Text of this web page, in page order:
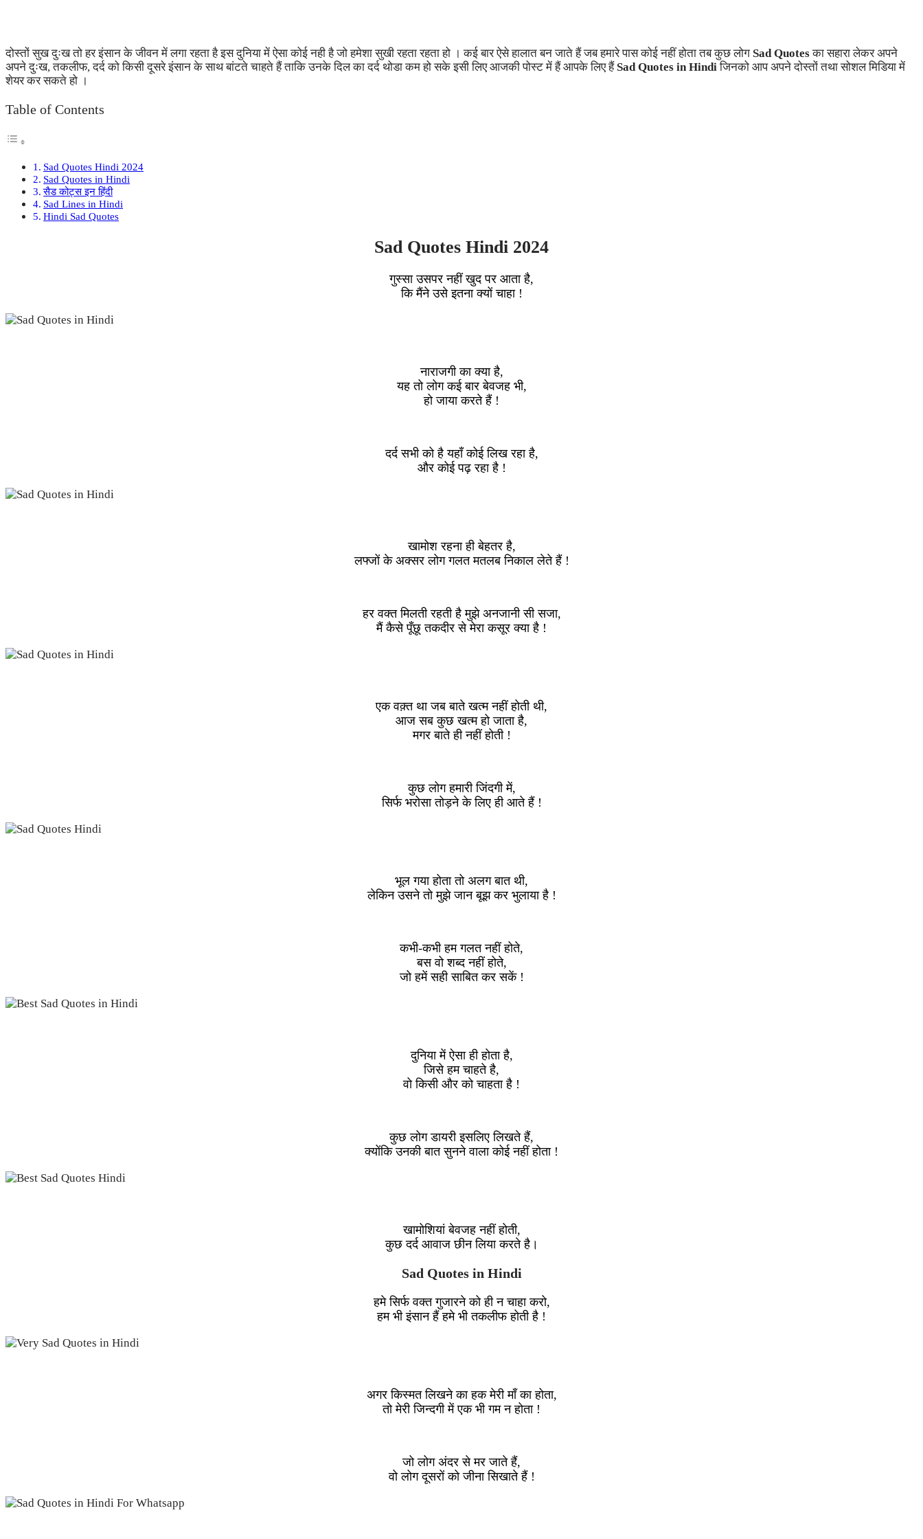
दोस्तों सुख दुःख तो हर इंसान के जीवन में लगा रहता है इस दुनिया में ऐसा कोई नही है जो हमेशा सुखी रहता रहता हो । कई बार ऐसे हालात बन जाते हैं जब हमारे पास कोई नहीं होता तब कुछ लोग Sad Quotesका सहारा लेकर अपने
अपने दुःख, तकलीफ, दर्द को किसी दूसरे इंसान के साथ बांटते चाहते हैं ताकि उनके दिल का दर्द थोडा कम हो सके इसी लिए आजकी पोस्ट में हैं आपके लिए हैं Sad Quotes in Hindiजिनको आप अपने दोस्तों तथा सोशल मिडिया में
शेयर कर सकते हो ।
Table of Contents
Sad Quotes Hindi 2024
Sad Quotes in Hindi
सैड कोट्स इन हिंदी
Sad Lines in Hindi
Hindi Sad Quotes
Sad Quotes Hindi 2024
गुस्सा उसपर नहीं खुद पर आता है,
कि मैंने उसे इतना क्यों चाहा !
नाराजगी का क्या है,
यह तो लोग कई बार बेवजह भी,
हो जाया करते हैं !
दर्द सभी को है यहाँ कोई लिख रहा है,
और कोई पढ़ रहा है !
खामोश रहना ही बेहतर है,
लफ्जों के अक्सर लोग गलत मतलब निकाल लेते हैं !
हर वक्त मिलती रहती है मुझे अनजानी सी सजा,
मैं कैसे पूँछू तकदीर से मेरा कसूर क्या है !
एक वक़्त था जब बाते खत्म नहीं होती थी,
आज सब कुछ खत्म हो जाता है,
मगर बाते ही नहीं होती !
कुछ लोग हमारी जिंदगी में,
सिर्फ भरोसा तोड़ने के लिए ही आते हैं !
भूल गया होता तो अलग बात थी,
लेकिन उसने तो मुझे जान बूझ कर भुलाया है !
कभी-कभी हम गलत नहीं होते,
बस वो शब्द नहीं होते,
जो हमें सही साबित कर सकें !
दुनिया में ऐसा ही होता है,
जिसे हम चाहते है,
वो किसी और को चाहता है !
कुछ लोग डायरी इसलिए लिखते हैं,
क्योंकि उनकी बात सुनने वाला कोई नहीं होता !
खामोशियां बेवजह नहीं होती,
कुछ दर्द आवाज छीन लिया करते है।
Sad Quotes in Hindi
हमे सिर्फ वक्त गुजारने को ही न चाहा करो,
हम भी इंसान हैं हमे भी तकलीफ होती है !
अगर किस्मत लिखने का हक मेरी माँ का होता,
तो मेरी जिन्दगी में एक भी गम न होता !
जो लोग अंदर से मर जाते हैं,
वो लोग दूसरों को जीना सिखाते हैं !